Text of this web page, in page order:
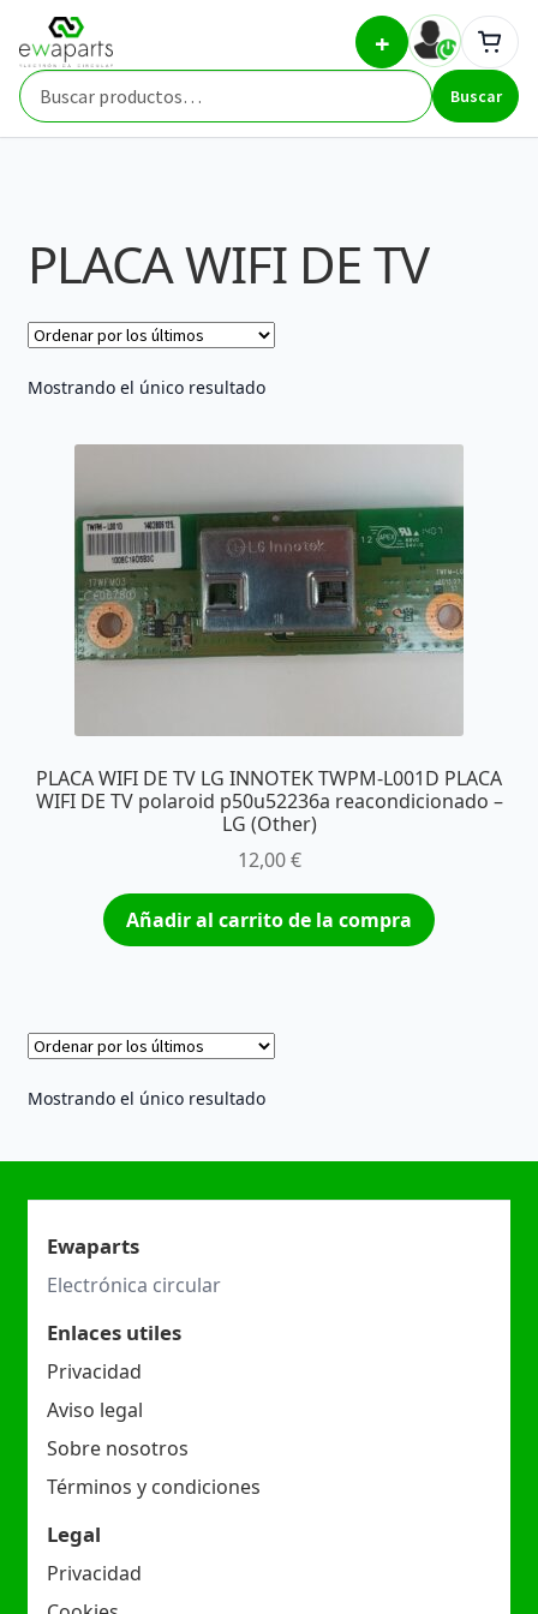
navegación
contenido
Buscar
por:
Buscar
+
Inicio PLACA WIFI DE TV
PLACA WIFI DE TV
Mostrando el único resultado
PLACA WIFI DE TV LG INNOTEK TWPM-L001D PLACA
WIFI DE TV polaroid p50u52236a reacondicionado –
LG (Other)
12,00€
Añadir al carrito de la compra
Mostrando el único resultado
Ewaparts
Electrónica circular
Enlaces utiles
Privacidad
Aviso legal
Sobre nosotros
Términos y condiciones
Legal
Privacidad